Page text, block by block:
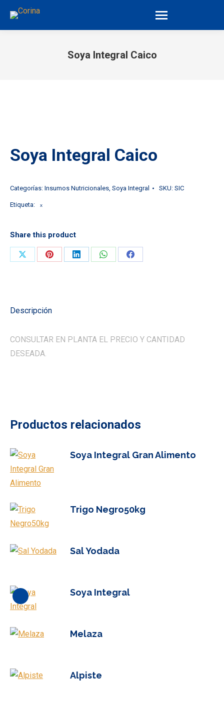
Soya Integral Caico
Soya Integral Caico
Categorías: Insumos Nutricionales, Soya Integral SKU: SIC
Etiqueta: x
Share this product
CompartirCompartirCompartirCompartirCompartir
Descripción
CONSULTAR EN PLANTA EL PRECIO Y CANTIDAD
DESEADA.
Productos relacionados
Soya Integral Gran Alimento
Trigo Negro50kg
Sal Yodada
Soya Integral
original
actual
Melaza
Alpiste